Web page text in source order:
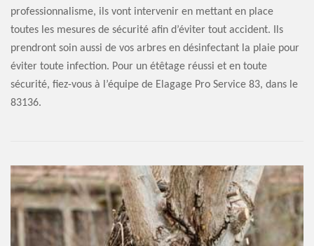
professionnalisme, ils vont intervenir en mettant en place
toutes les mesures de sécurité afin d’éviter tout accident. Ils
prendront soin aussi de vos arbres en désinfectant la plaie pour
éviter toute infection. Pour un étêtage réussi et en toute
sécurité, fiez-vous à l’équipe de Elagage Pro Service 83, dans le
83136.